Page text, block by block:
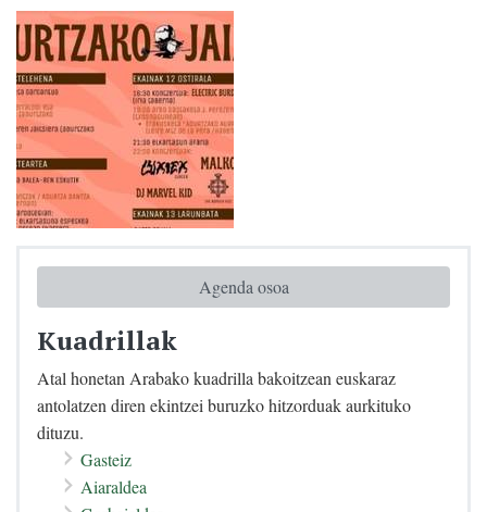
Agenda osoa
Kuadrillak
Atal honetan Arabako kuadrilla bakoitzean euskaraz
antolatzen diren ekintzei buruzko hitzorduak aurkituko
dituzu.
Gasteiz
Aiaraldea